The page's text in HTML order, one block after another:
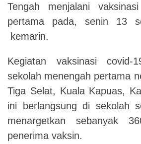
Tengah menjalani
pertama pada, senin 13
kemarin.
Kegiatan vaksinasi covid-
sekolah menengah pertama
Tiga Selat, Kuala Kapuas,
ini berlangsung di sekolah
menargetkan sebanyak
penerima vaksin.